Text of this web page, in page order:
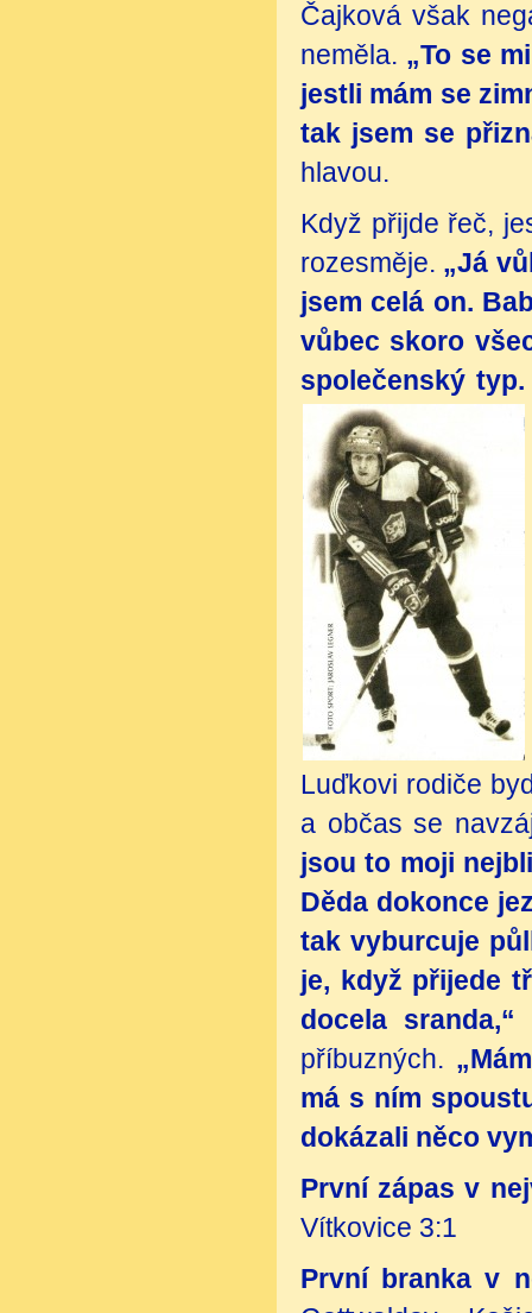
Čajková však
neměla. „To se
jestli mám se
tak jsem se
hlavou.
Když přijde řeč,
rozesměje. „Já
jsem celá on.
vůbec skoro
společenský
Luďkovi rodiče
a občas se
jsou to moji
Děda dokonce
tak vyburcuje
je, když přijede
docela sranda,“
příbuzných.
má s ním
dokázali něco
První zápas v
Vítkovice 3:1
První branka v